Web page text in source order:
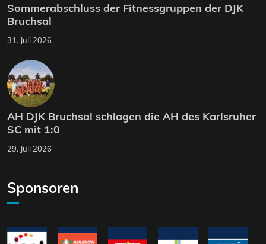
Sommerabschluss der Fitnessgruppen der DJK
Bruchsal
31. Juli 2026
AH DJK Bruchsal schlagen die AH des Karlsruher
SC mit 1:0
29. Juli 2026
Sponsoren